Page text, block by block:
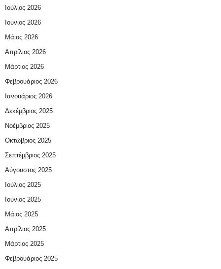
Ιούλιος 2026
Ιούνιος 2026
Μάιος 2026
Απρίλιος 2026
Μάρτιος 2026
Φεβρουάριος 2026
Ιανουάριος 2026
Δεκέμβριος 2025
Νοέμβριος 2025
Οκτώβριος 2025
Σεπτέμβριος 2025
Αύγουστος 2025
Ιούλιος 2025
Ιούνιος 2025
Μάιος 2025
Απρίλιος 2025
Μάρτιος 2025
Φεβρουάριος 2025